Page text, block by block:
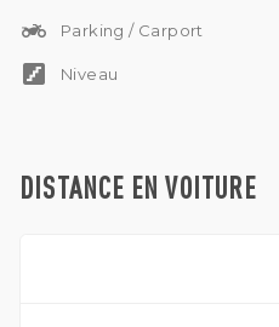
two_wheeler Parking / Carport
stairs Niveau
DISTANCE EN VOITURE